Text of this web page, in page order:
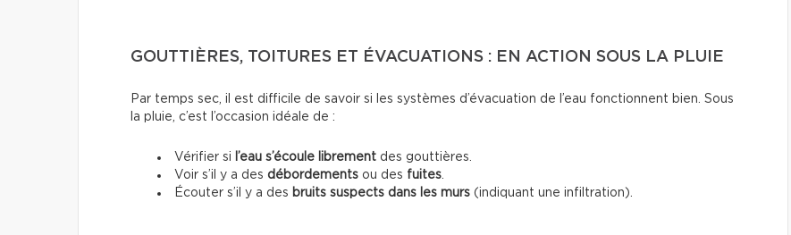
GOUTTIÈRES, TOITURES ET ÉVACUATIONS : EN ACTION SOUS LA PLUIE
Par temps sec, il est difficile de savoir si les systèmes d’évacuation de l’eau fonctionnent bien. Sous
la pluie, c’est l’occasion idéale de :
Vérifier si l’eau s’écoule librement des gouttières.
Voir s’il y a des débordements ou des fuites.
Écouter s’il y a des bruits suspects dans les murs (indiquant une infiltration).